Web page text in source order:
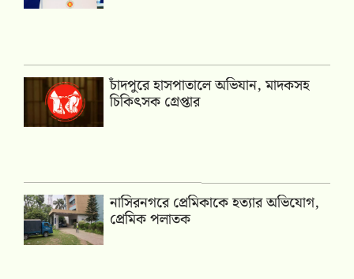
চাঁদপুরে হাসপাতালে অভিযান, মাদকসহ
চিকিৎসক গ্রেপ্তার
নাসিরনগরে প্রেমিকাকে হত্যার অভিযোগ,
প্রেমিক পলাতক